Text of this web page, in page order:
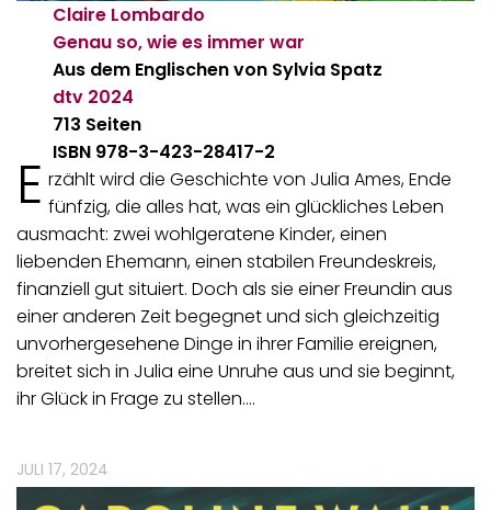
Claire Lombardo
Genau so, wie es immer war
Aus dem Englischen von Sylvia Spatz
dtv 2024
713 Seiten
ISBN 978-3-423-28417-2
E rzählt wird die Geschichte von Julia Ames, Ende
fünfzig, die alles hat, was ein glückliches Leben
ausmacht: zwei wohlgeratene Kinder, einen
liebenden Ehemann, einen stabilen Freundeskreis,
finanziell gut situiert. Doch als sie einer Freundin aus
einer anderen Zeit begegnet und sich gleichzeitig
unvorhergesehene Dinge in ihrer Familie ereignen,
breitet sich in Julia eine Unruhe aus und sie beginnt,
ihr Glück in Frage zu stellen.…
JULI 17, 2024